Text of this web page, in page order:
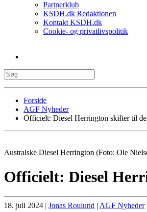
Partnerklub
KSDH.dk Redaktionen
Kontakt KSDH.dk
Cookie- og privatlivspolitik
Forside
AGF Nyheder
Officielt: Diesel Herrington skifter til de
Australske Diesel Herrington (Foto: Ole
Officielt: Diesel
18. juli 2024 | Jonas Roulund | AGF Nyheder